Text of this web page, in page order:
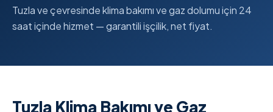
Tuzla ve çevresinde klima bakımı ve gaz dolumu için 24
saat içinde hizmet — garantili işçilik, net fiyat.
Tuzla Klima Bakımı ve Gaz